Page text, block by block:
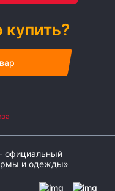
купить?
официальный
и одежды»